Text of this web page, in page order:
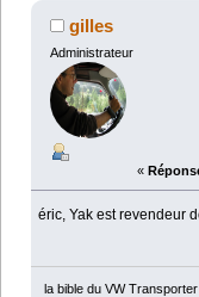
gilles
Administrateur
«
éric, Yak est revendeur
la bible du VW